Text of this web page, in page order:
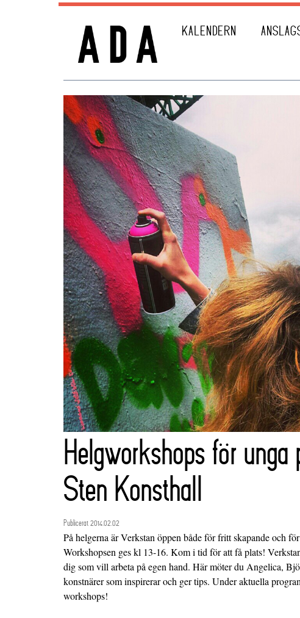
KALENDERN
Helgworkshops för unga
Sten Konsthall
Publicerat 2014.02.02
På helgerna är Verkstan öppen både för fritt skapande och
Workshopsen ges kl 13-16. Kom i tid för att få plats!
dig som vill arbeta på egen hand. Här möter du Angelica,
konstnärer som inspirerar och ger tips. Under aktuella
workshops!